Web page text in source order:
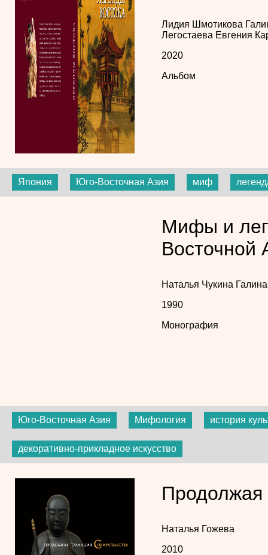
Лидия Шмотикова
Легостаева Евгения
2020
Альбом
Япония Юго-Восточная Азия миф
Мифы и
Восточной
Наталья Чукина
1990
Монография
Юго-Восточная Азия Мифология история
декоративно-прикладное искусство
Продолжая
Наталья Гожева
2010